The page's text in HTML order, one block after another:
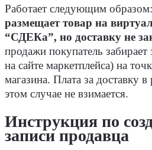
Работает следующим образом:
размещает товар на
“СДЕКа”, но доставку не
продажи покупатель
на сайте маркетплейса) на
магазина. Плата за доставку
этом случае не взимается.
Инструкция по
записи продавца